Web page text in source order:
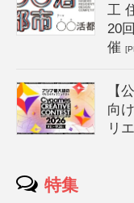
工
20
催
【
向
リ
特集